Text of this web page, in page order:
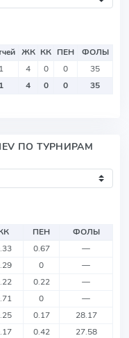
ЖК КК ПЕН
ФОЛЫ
1 4 0 0
35
1 4 0 0 35
ПО ТУРНИРАМ
ПЕН
ФОЛЫ
0.67
—
0
—
0.22
—
0
—
0.17
28.17
0.42
27.58